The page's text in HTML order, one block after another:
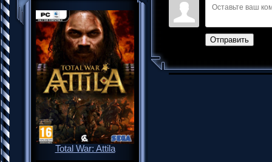
Total War: Attila
Отправить